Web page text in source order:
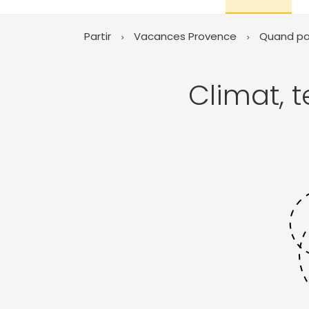
Partir Vacances Provence Quand
Climat,